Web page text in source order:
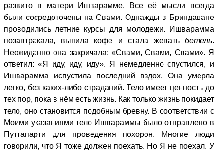
развито в матери Ишварамме. Все её мысли всегда
были сосредоточены на Свами. Однажды в Бриндаване
проводились летние курсы для молодежи. Ишварамма
позавтракала, выпила кофе и стала жевать бетель.
Неожиданно она закричала: «Свами, Свами, Свами». Я
ответил: «Я иду, иду, иду». Я немедленно спустился, и
Ишварамма испустила последний вздох. Она умерла
легко, без каких-либо страданий. Тело имеет ценность до
тех пор, пока в нём есть жизнь. Как только жизнь покидает
тело, оно становится подобным бревну. В соответствии с
Моими указаниями тело Ишвараммы было отправлено в
Путтапарти для проведения похорон. Многие люди
говорили, что Я тоже должен поехать. Но Я не поехал. У